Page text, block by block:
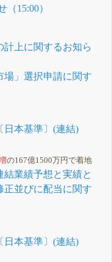
15:00）
計上に関するお知ら
場」選択申請に関す
日本基準〕(連結)
の167億1500万円で着地
結業績予想と実績と
正並びに配当に関す
日本基準〕(連結)